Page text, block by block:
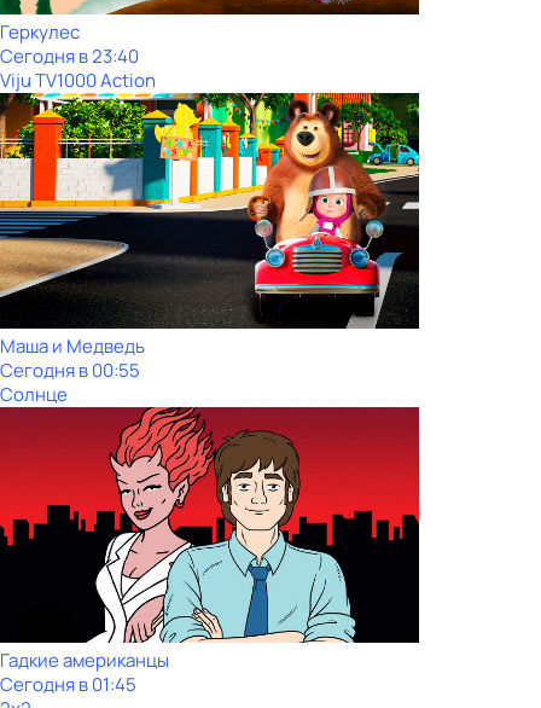
Геркулес
Сегодня в 23:40
Viju TV1000 Action
Маша и Медведь
Сегодня в 00:55
Солнце
Гадкие американцы
Сегодня в 01:45